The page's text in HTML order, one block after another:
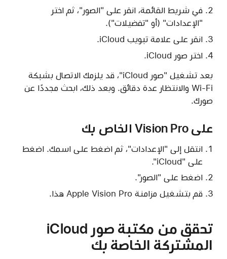
في شريط القائمة، انقر على "الصور"، ثم اختر
"الإعدادات" (أو "تفضيلات").
انقر على علامة تبويب iCloud.
اختر صور iCloud.
بعد تشغيل "صور iCloud"، قد يلزمك الاتصال بشبكة
Wi-Fi والانتظار عدة دقائق. وبعد ذلك، ابحث مجددًا عن
صورك.
على Vision Pro الخاص بك
انتقل إلى "الإعدادات"، ثم اضغط على اسمك. اضغط
على "iCloud".
اضغط على "الصور".
قم بتشغيل مزامنة Apple Vision Pro هذا.
تحقق من مكتبة صور iCloud
المشتركة الخاصة بك